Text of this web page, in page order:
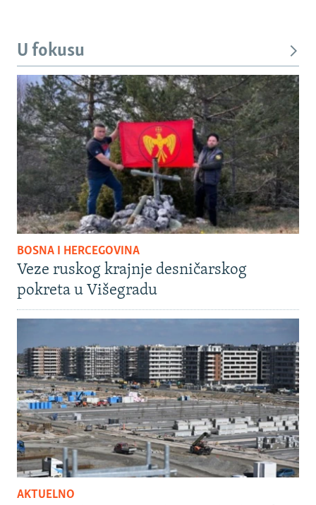
U fokusu
BOSNA I HERCEGOVINA
Veze ruskog krajnje desničarskog
pokreta u Višegradu
AKTUELNO